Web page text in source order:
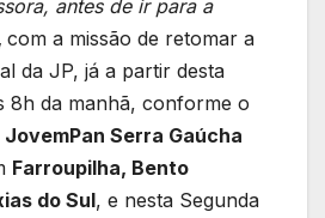
antes de ir para a
com a missão de retomar a
da JP, já a partir desta
8h da manhã, conforme o
JovemPan Serra Gaúcha
Farroupilha, Bento
do Sul, e nesta Segunda